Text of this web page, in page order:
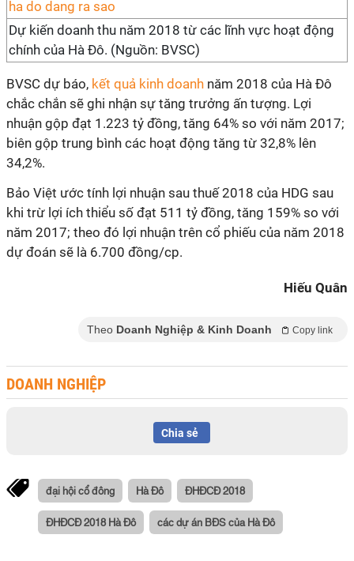
Dự kiến doanh thu năm 2018 từ các lĩnh vực hoạt động
chính của Hà Đô. (Nguồn: BVSC)
BVSC dự báo, kết quả kinh doanh năm 2018 của Hà Đô
chắc chắn sẽ ghi nhận sự tăng trưởng ấn tượng. Lợi
nhuận gộp đạt 1.223 tỷ đồng, tăng 64% so với năm 2017;
biên gộp trung bình các hoạt động tăng từ 32,8% lên
34,2%.
Bảo Việt ước tính lợi nhuận sau thuế 2018 của HDG sau
khi trừ lợi ích thiểu số đạt 511 tỷ đồng, tăng 159% so với
năm 2017; theo đó lợi nhuận trên cổ phiếu của năm 2018
dự đoán sẽ là 6.700 đồng/cp.
Hiếu Quân
Theo Doanh Nghiệp & Kinh Doanh Copy link
DOANH NGHIỆP
Chia sẻ
đại hội cổ đông Hà Đô ĐHĐCĐ 2018
ĐHĐCĐ 2018 Hà Đô các dự án BĐS của Hà Đô